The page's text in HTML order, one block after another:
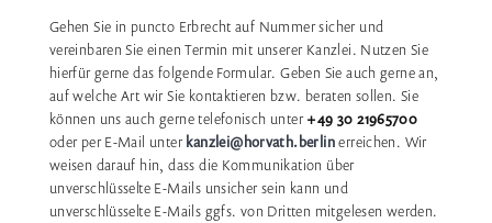
Gehen Sie in puncto Erbrecht auf Nummer sicher und
vereinbaren Sie einen Termin mit unserer Kanzlei. Nutzen Sie
hierfür gerne das folgende Formular. Geben Sie auch gerne an,
auf welche Art wir Sie kontaktieren bzw. beraten sollen. Sie
können uns auch gerne telefonisch unter+49 30 21965700
oder per E-Mail unterkanzlei@horvath.berlinerreichen. Wir
weisen darauf hin, dass die Kommunikation über
unverschlüsselte E-Mails unsicher sein kann und
unverschlüsselte E-Mails ggfs. von Dritten mitgelesen werden.